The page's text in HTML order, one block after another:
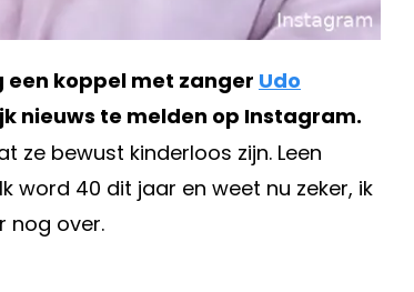
koppel met zanger Udo
nieuws te melden op Instagram.
ze bewust kinderloos zijn. Leen
word 40 dit jaar en weet nu zeker, ik
nog over.